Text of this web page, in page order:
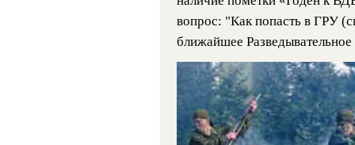
вопрос: "Как попасть в ГРУ
ближайшее Разведывательное